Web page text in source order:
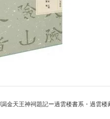
金天王神祠題記ー過雲楼書系・過雲楼